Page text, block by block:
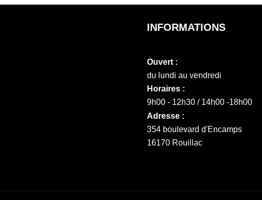
INFORMATIONS
Ouvert :
du lundi au vendredi
Horaires :
9h00 - 12h30 / 14h00 -18h00
Adresse :
354 boulevard d'Encamps
16170 Rouillac